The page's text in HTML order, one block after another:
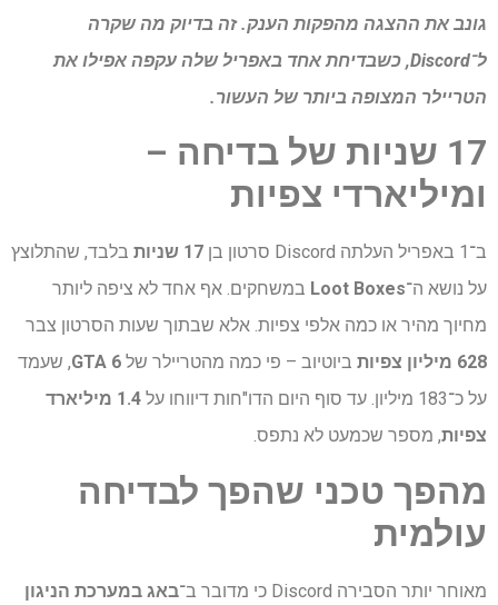
גונב את ההצגה מהפקות הענק. זה בדיוק מה שקרה
ל־Discord, כשבדיחת אחד באפריל שלה עקפה אפילו את
הטריילר המצופה ביותר של העשור.
17 שניות של בדיחה –
ומיליארדי צפיות
ב־1 באפריל העלתה Discord סרטון בן 17 שניות
בלבד, שהתלוצץ
על נושא ה־Loot Boxes במשחקים. אף אחד לא ציפה ליותר
מחיוך מהיר או כמה אלפי צפיות. אלא שבתוך שעות הסרטון צבר
628 מיליון צפיות
ביוטיוב – פי כמה מהטריילר של GTA 6, שעמד
על כ־183 מיליון. עד סוף היום הדו"חות דיווחו על
1.4 מיליארד
צפיות, מספר שכמעט לא נתפס.
מהפך טכני שהפך לבדיחה
עולמית
מאוחר יותר הסבירה Discord כי מדובר ב־
באג במערכת הניגון